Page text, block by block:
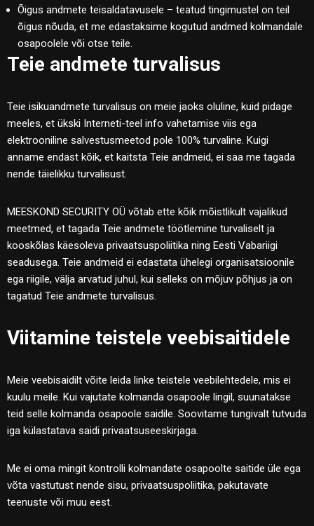
Õigus andmete teisaldatavusele – teatud tingimustel on teil
õigus nõuda, et me edastaksime kogutud andmed kolmandale
osapoolele või otse teile.
Teie andmete turvalisus
Teie isikuandmete turvalisus on meie jaoks oluline, kuid pidage
meeles, et ükski Interneti-teel info vahetamise viis ega
elektrooniline salvestusmeetod pole 100% turvaline. Kuigi
anname endast kõik, et kaitsta Teie andmeid, ei saa me tagada
nende täielikku turvalisust.
MEESKOND SECURITY OÜ võtab ette kõik mõistlikult vajalikud
meetmed, et tagada Teie andmete töötlemine turvaliselt ja
kooskõlas käesoleva privaatsuspoliitika ning Eesti Vabariigi
seadusega. Teie andmeid ei edastata ühelegi organisatsioonile
ega riigile, välja arvatud juhul, kui selleks on mõjuv põhjus ja on
tagatud Teie andmete turvalisus.
Viitamine teistele veebisaitidele
Meie veebisaidilt võite leida linke teistele veebilehtedele, mis ei
kuulu meile. Kui vajutate kolmanda osapoole lingil, suunatakse
teid selle kolmanda osapoole saidile. Soovitame tungivalt tutvuda
iga külastatava saidi privaatsuseeskirjaga.
Me ei oma mingit kontrolli kolmandate osapoolte saitide üle ega
võta vastutust nende sisu, privaatsuspoliitika, pakutavate
teenuste või muu eest.